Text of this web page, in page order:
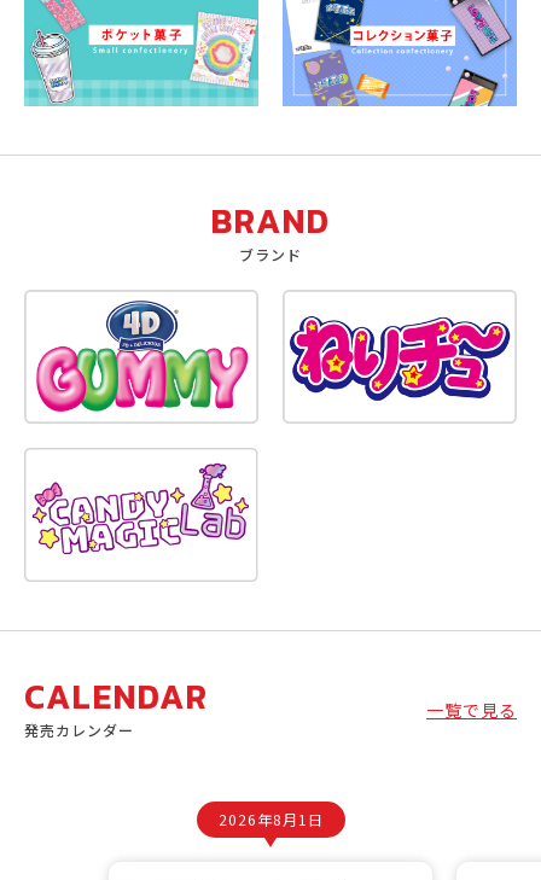
BRAND
ブランド
CALENDAR
発売カレンダー
一覧で見る
2026年8月1日